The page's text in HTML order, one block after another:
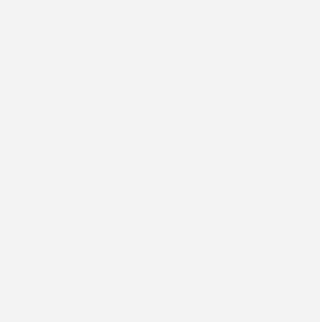
sich über ein neues Heizungssystem?
fertig geworden? Für ein Kunden-
passende Auswahl an
seitige Präsent- und
der ZVSHK